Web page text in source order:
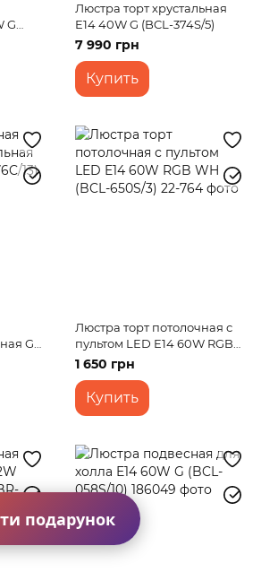
G
Люстра торт хрустальная
E14 40W G (BCL-374S/5)
7 990 грн
Купить
G4
Люстра торт потолочная с
пультом LED E14 60W RGB
WH (BCL-650S/3)
1 650 грн
Купить
подарунок